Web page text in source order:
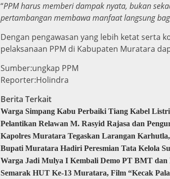
“PPM harus memberi dampak nyata, bukan
pertambangan membawa manfaat langsung
Dengan pengawasan yang lebih ketat serta
pelaksanaan PPM di Kabupaten Muratara
Sumber:ungkap PPM
Reporter:Holindra
Berita Terkait
Warga Simpang Kabu Perbaiki Tiang Kabel
Pelantikan Relawan M. Rasyid Rajasa dan
Kapolres Muratara Tegaskan Larangan
Bupati Muratara Hadiri Peresmian Tata Kelola
Warga Jadi Mulya I Kembali Demo PT BMT
Semarak HUT Ke-13 Muratara, Film “Kecak